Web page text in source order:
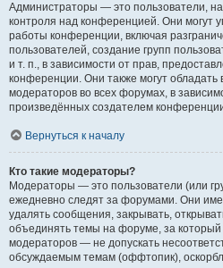
Администраторы — это пользователи,
контроля над конференцией. Они могут
работы конференции, включая
пользователей, создание групп
и т. п., в зависимости от прав,
конференции. Они также могут обладать
модераторов во всех форумах, в
произведённых создателем
Вернуться к началу
Кто такие модераторы?
Модераторы — это пользователи (или
ежедневно следят за форумами. Они
удалять сообщения, закрывать,
объединять темы на форуме, за
модераторов — не допускать
обсуждаемым темам (оффтопик),